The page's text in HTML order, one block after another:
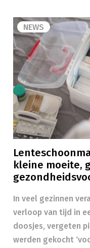
NEWS
kleine moeite,
In veel gezinnen
verloop van tijd in
doosjes, vergeten
werden gekocht